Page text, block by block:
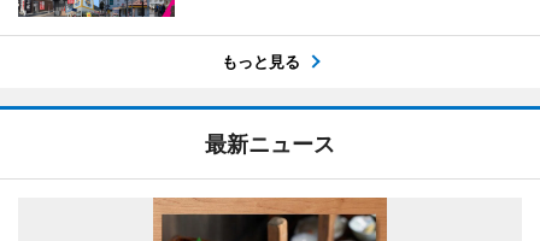
もっと見る
最新ニュース